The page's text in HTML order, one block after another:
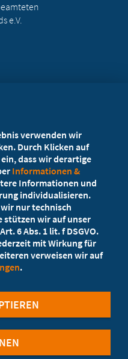
e.V.
Mitgliedschaft
verwenden wir
Durch Klicken auf
dass wir derartige
Informationen &
Informationen und
individualisieren.
nur technisch
stützen wir auf unser
6 Abs. 1 lit. f DSGVO.
mit Wirkung für
verweisen wir auf
.